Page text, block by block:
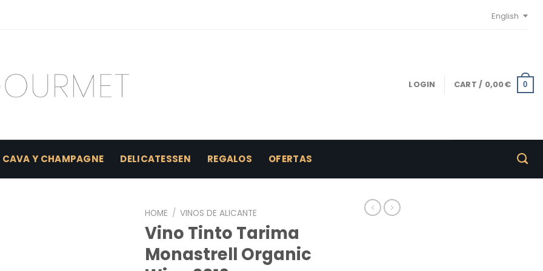
English
LOGIN CART / 0,00€ 0
CAVA Y CHAMPAGNE DELICATESSEN REGALOS OFERTAS
HOME / VINOS DE ALICANTE
Vino Tinto Tarima
Monastrell Organic